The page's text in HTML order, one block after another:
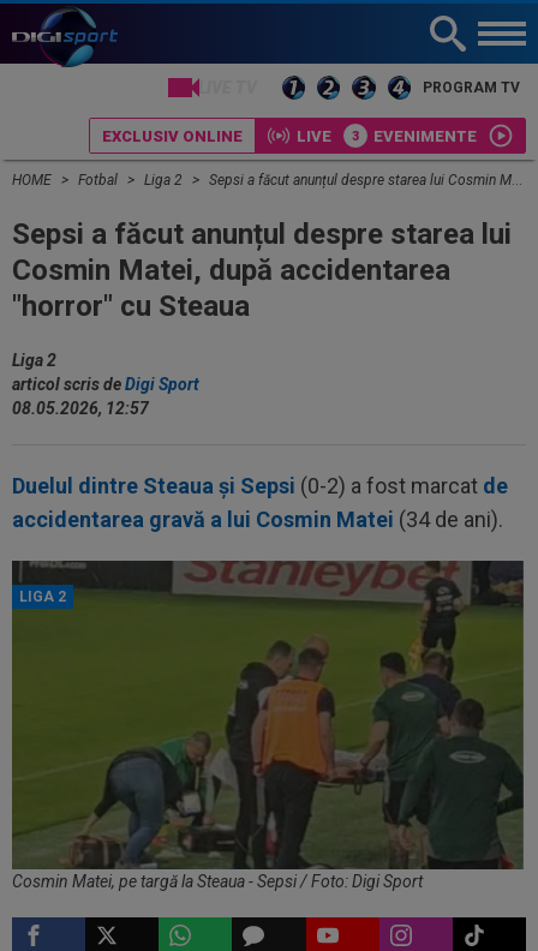
PROGRAM TV
EXCLUSIV ONLINE LIVE EVENIMENTE
HOME Fotbal Liga 2 Sepsi a făcut anunțul despre starea lui Cosmin Matei, după accidentarea "horror" cu Steaua
Sepsi a făcut anunțul despre starea lui
Cosmin Matei, după accidentarea
"horror" cu Steaua
Liga 2
articol scris deDigi Sport
08.05.2026, 12:57
Duelul dintre Steaua și Sepsi (0-2) a fost marcat de
accidentarea gravă a lui Cosmin Matei (34 de ani).
LIGA 2
Cosmin Matei, pe targă la Steaua - Sepsi / Foto: Digi Sport